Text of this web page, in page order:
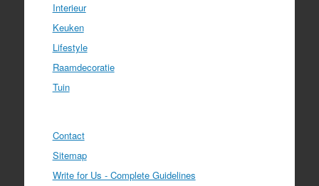
Interieur
Keuken
Lifestyle
Raamdecoratie
Tuin
Contact
Sitemap
Write for Us - Complete Guidelines